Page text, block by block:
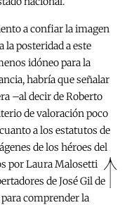
a confiar la imagen
la posteridad a este
idóneo para la
habría que señalar
–al decir de Roberto
de valoración poco
a los estatutos de
de los héroes del
por Laura Malosetti
de José Gil de
comprender la